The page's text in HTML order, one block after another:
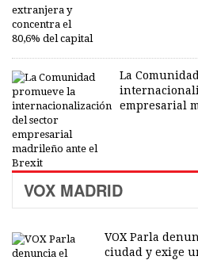
La
empresarial
VOX MADRID
VOX Parla
ciudad y exige